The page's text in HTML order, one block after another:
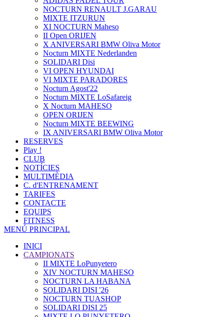
NOCTURN RENAULT J.GARAU
MIXTE ITZURUN
XI NOCTURN Maheso
II Open ORIJEN
X ANIVERSARI BMW Oliva Motor
Nocturn MIXTE Nederlanden
SOLIDARI Disi
VI OPEN HYUNDAI
VI MIXTE PARADORES
Nocturn Agost'22
Nocturn MIXTE LoSafareig
X Nocturn MAHESO
OPEN ORIJEN
Nocturn MIXTE BEEWING
IX ANIVERSARI BMW Oliva Motor
RESERVES
Play !
CLUB
NOTÍCIES
MULTIMÈDIA
C. d'ENTRENAMENT
TARIFES
CONTACTE
EQUIPS
FITNESS
MENÚ PRINCIPAL
INICI
CAMPIONATS
II MIXTE LoPunyetero
XIV NOCTURN MAHESO
NOCTURN LA HABANA
SOLIDARI DISI '26
NOCTURN TUASHOP
SOLIDARI DISI 25